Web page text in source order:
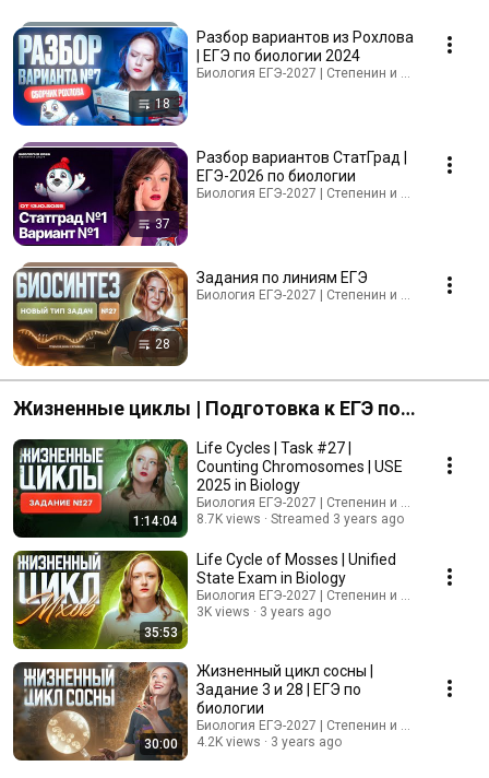
18
Разбор вариантов из Рохлова
| ЕГЭ по биологии 2024
Биология ЕГЭ-2027 | Степенин и Дацук ·
37
Разбор вариантов СтатГрад |
ЕГЭ-2026 по биологии
Биология ЕГЭ-2027 | Степенин и Дацук ·
28
Задания по линиям ЕГЭ
Биология ЕГЭ-2027 | Степенин и Дацук ·
Жизненные циклы | Подготовка к ЕГЭ по
биологии
1:14:04
Life Cycles | Task #27 |
Counting Chromosomes | USE
2025 in Biology
Биология ЕГЭ-2027 | Степенин и Дацук
8.7K views
Streamed 3 years ago
35:53
Life Cycle of Mosses | Unified
State Exam in Biology
Биология ЕГЭ-2027 | Степенин и Дацук
3K views
3 years ago
30:00
Жизненный цикл сосны |
Задание 3 и 28 | ЕГЭ по
биологии
Биология ЕГЭ-2027 | Степенин и Дацук
4.2K views
3 years ago